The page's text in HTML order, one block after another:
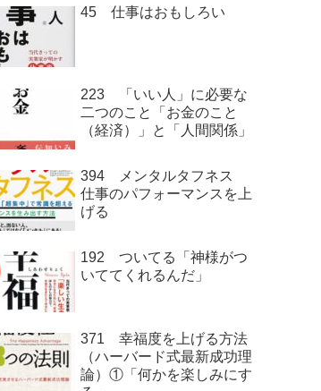
45 仕事はおもしろい
223 「いい人」に必要な
二つのこと「お金のこと
（経済）」と「人間関係」
394 メンタルタフネス
仕事のパフォーマンスを上
げる
192 ついてる「神様がつ
いててくれるんだ」
371 幸福度を上げる方法
（ハーバード式最新成功理
論）①「何かを楽しみにす